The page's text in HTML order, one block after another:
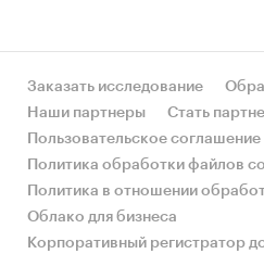
Заказать исследование
Наши партнеры
Стать
Пользовательское соглашение
Политика обработки файлов
Политика в отношении
Облако для бизнеса
Корпоративный регистратор